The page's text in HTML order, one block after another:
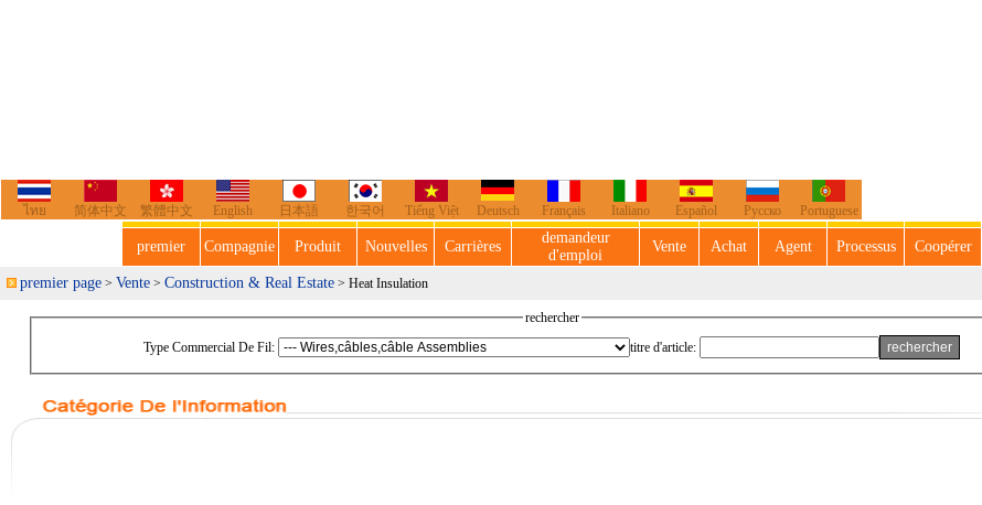
ไทย 简体中文 繁體中文 English 日本語 한국어 Tiếng Việt Deutsch Français Italiano Español Русско Portuguese
premier Compagnie Produit Nouvelles Carrières
demandeur
d'emploi
Vente Achat Agent Processus Coopérer
premier page > Vente > Construction & Real Estate > Heat Insulation
rechercher
Type Commercial De Fil:
titre d'article: